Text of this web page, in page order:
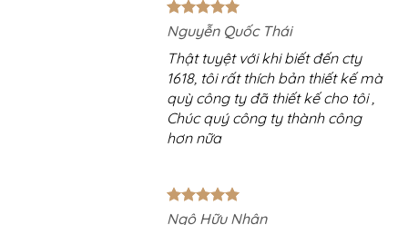
Lorem ipsum
Lorem ipsum
consectetuer
diam nonummy
tincidunt ut